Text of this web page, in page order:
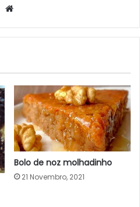
Bolo de noz molhadinho
21 Novembro, 2021